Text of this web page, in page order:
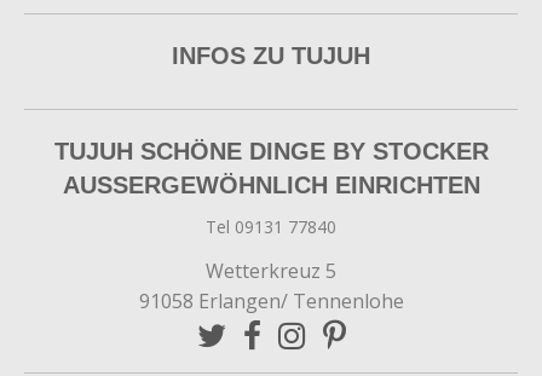
INFOS ZU TUJUH
TUJUH SCHÖNE DINGE BY STOCKER
AUSSERGEWÖHNLICH EINRICHTEN
Tel 09131 77840
Wetterkreuz 5
91058 Erlangen/ Tennenlohe